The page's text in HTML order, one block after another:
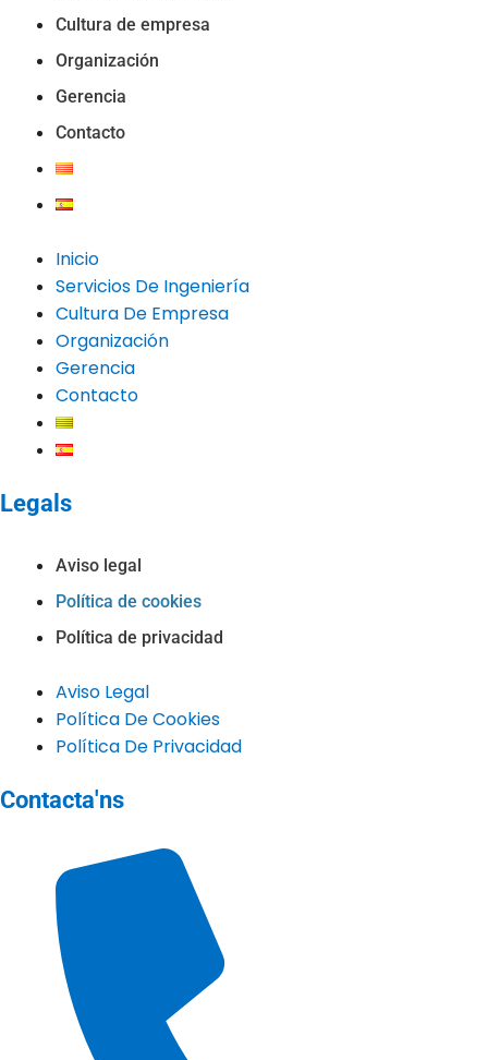
Cultura de empresa
Organización
Gerencia
Contacto
Inicio
Servicios De Ingeniería
Cultura De Empresa
Organización
Gerencia
Contacto
Legals
Aviso legal
Política de cookies
Política de privacidad
Aviso Legal
Política De Cookies
Política De Privacidad
Contacta'ns